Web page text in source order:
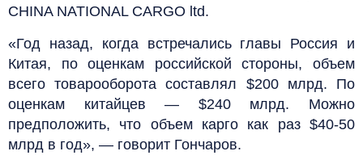
CHINA NATIONAL CARGO ltd.
«Год назад, когда встречались главы Россия и
Китая, по оценкам российской стороны, объем
всего товарооборота составлял $200 млрд. По
оценкам китайцев — $240 млрд. Можно
предположить, что объем карго как раз $40-50
млрд в год», — говорит Гончаров.